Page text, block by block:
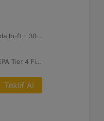
221 1.600 dev/dk.da lb-ft - 300 1.600 dev/dk.da Nm
EU Stage V/U.S. EPA Tier 4 Final/ Japan 2014 (Tier 4 Final)
Teklif Al